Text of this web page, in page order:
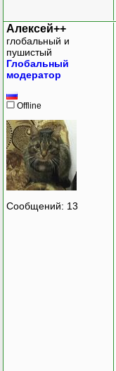
Алексей++
глобальный и
пушистый
Глобальный
модератор
Offline
Сообщений: 13